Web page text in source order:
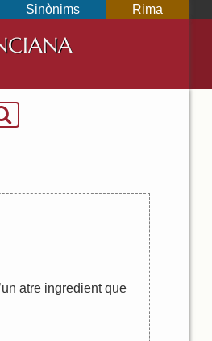
Sinònims Rima
’un atre ingredient que